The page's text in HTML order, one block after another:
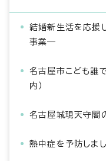
結婚新生活を応援
事業―
名古屋市こども誰
内）
名古屋城現天守閣
熱中症を予防しまし